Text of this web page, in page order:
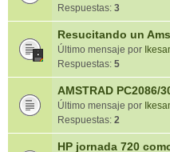
Respuestas: 3
Resucitando un
Último mensaje por
Respuestas: 5
AMSTRAD PC2086/
Último mensaje por
Respuestas: 2
HP jornada 720